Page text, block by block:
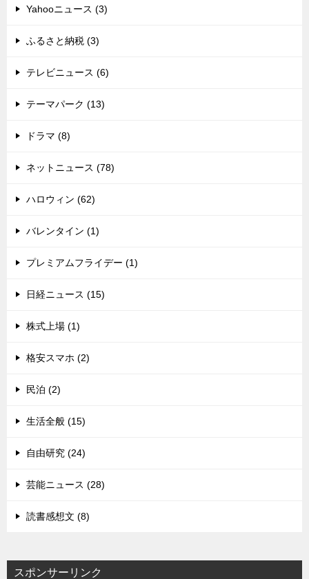
Yahooニュース (3)
ふるさと納税 (3)
テレビニュース (6)
テーマパーク (13)
ドラマ (8)
ネットニュース (78)
ハロウィン (62)
バレンタイン (1)
プレミアムフライデー (1)
日経ニュース (15)
株式上場 (1)
格安スマホ (2)
民泊 (2)
生活全般 (15)
自由研究 (24)
芸能ニュース (28)
読書感想文 (8)
スポンサーリンク